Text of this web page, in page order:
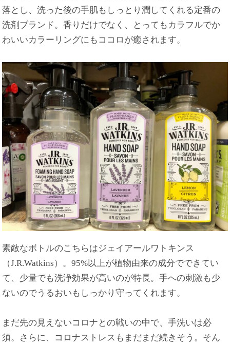
落とし、洗った後の手肌もしっとり潤してくれる定番の
洗剤ブランド。香りだけでなく、とってもカラフルでか
わいいカラーリングにもココロが癒されます。
素敵なボトルのこちらはジェイアールワトキンス
（J.R.Watkins）。95%以上が植物由来の成分でできてい
て、少量でも洗浄効果が高いのが特長。手への刺激も少
ないのでうるおいもしっかり守ってくれます。
まだ先の見えないコロナとの戦いの中で、手洗いは必
須。さらに、コロナストレスもまだまだ続きそう。そん